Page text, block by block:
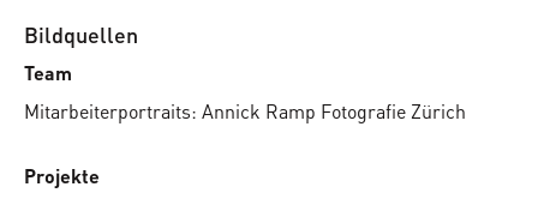
Bildquellen
Team
Mitarbeiterportraits: Annick Ramp Fotografie Zürich
Projekte